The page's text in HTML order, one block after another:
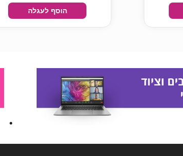
הוסף לעגלה